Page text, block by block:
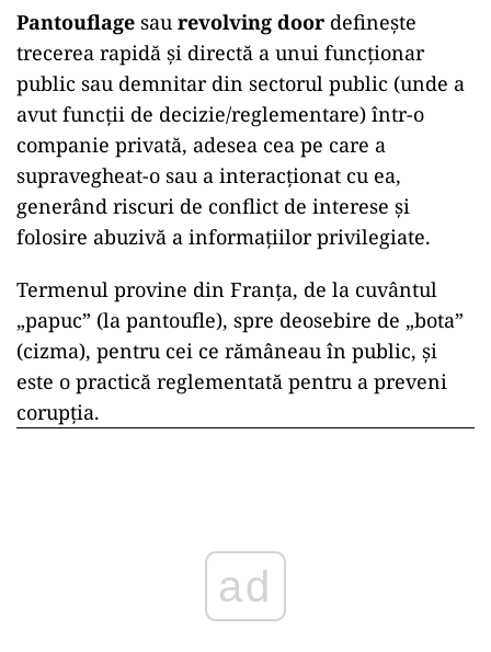
Pantouflage sau revolving door definește
trecerea rapidă și directă a unui funcționar
public sau demnitar din sectorul public (unde a
avut funcții de decizie/reglementare) într-o
companie privată, adesea cea pe care a
supravegheat-o sau a interacționat cu ea,
generând riscuri de conflict de interese și
folosire abuzivă a informațiilor privilegiate.
Termenul provine din Franța, de la cuvântul
„papuc” (la pantoufle), spre deosebire de „bota”
(cizma), pentru cei ce rămâneau în public, și
este o practică reglementată pentru a preveni
corupția.
ad